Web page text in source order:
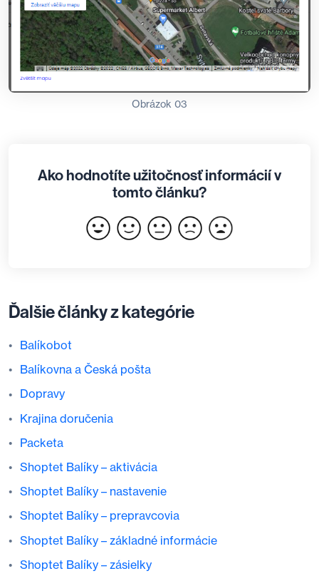
Obrázok 03
Ako hodnotíte užitočnosť informácií v
tomto článku?
Ďalšie články z kategórie
Balíkobot
Balíkovna a Česká pošta
Dopravy
Krajina doručenia
Packeta
Shoptet Balíky – aktivácia
Shoptet Balíky – nastavenie
Shoptet Balíky – prepravcovia
Shoptet Balíky – základné informácie
Shoptet Balíky – zásielky